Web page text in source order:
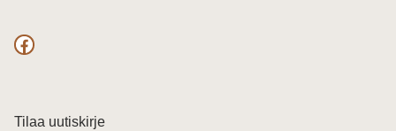
F
c
Tilaa uutiskirje